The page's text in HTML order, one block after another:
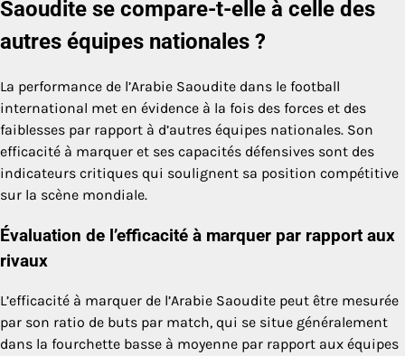
Saoudite se compare-t-elle à celle des
autres équipes nationales ?
La performance de l’Arabie Saoudite dans le football
international met en évidence à la fois des forces et des
faiblesses par rapport à d’autres équipes nationales. Son
efficacité à marquer et ses capacités défensives sont des
indicateurs critiques qui soulignent sa position compétitive
sur la scène mondiale.
Évaluation de l’efficacité à marquer par rapport aux
rivaux
L’efficacité à marquer de l’Arabie Saoudite peut être mesurée
par son ratio de buts par match, qui se situe généralement
dans la fourchette basse à moyenne par rapport aux équipes